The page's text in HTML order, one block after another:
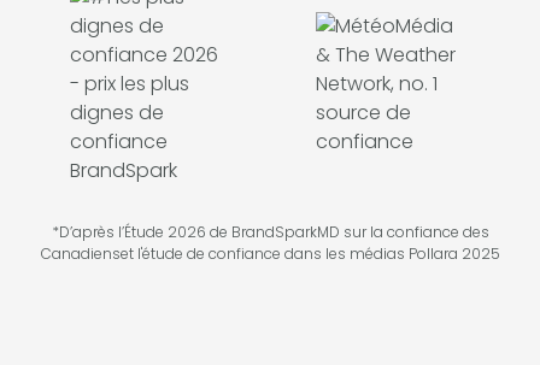
*D’après l’Étude 2026 de BrandSparkMD sur la confiance des
Canadienset l'étude de confiance dans les médias Pollara 2025